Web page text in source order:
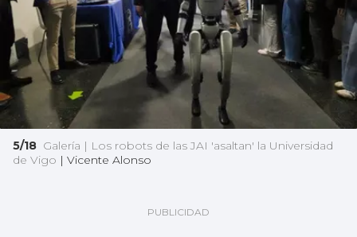
5/18 Galería | Los robots de las JAI 'asaltan' la Universidad
de Vigo | Vicente Alonso